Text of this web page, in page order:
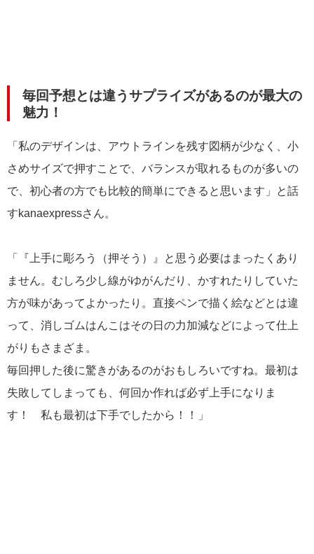
毎回予想とは違うサプライズがあるのが最大の
魅力！
「私のデザインは、アウトラインを残す図柄が少なく、小
さめサイズで押すことで、バランスが取れるものが多いの
で、初心者の方でも比較的簡単にできると思います」と話
すkanaexpressさん。
「『上手に彫ろう（押そう）』と思う必要はまったくあり
ません。むしろ少し線がゆがんだり、かすれたりしていた
方が味があってよかったり。直接ペンで描く絵などとは違
って、消しゴムはんこはその日の力加減などによって仕上
がりもさまざま。
毎回押した後に驚きがあるのがおもしろいですね。最初は
失敗してしまっても、何回か作れば必ず上手になりま
す！ 私も最初は下手でしたから！！」